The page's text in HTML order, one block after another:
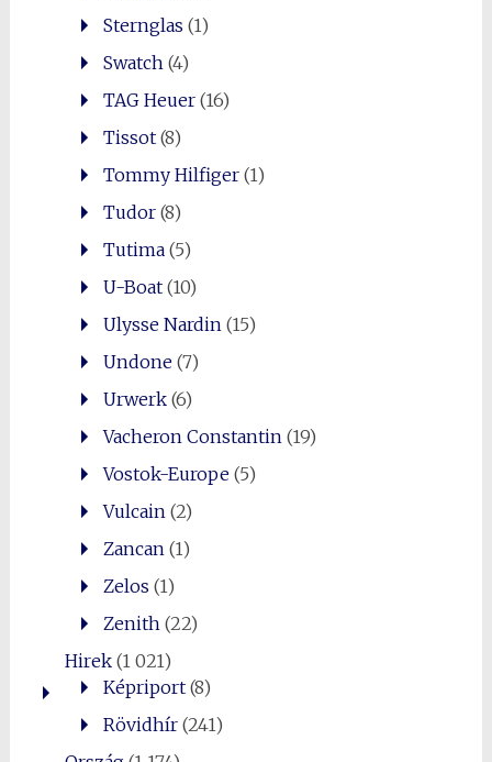
Sternglas (1)
Swatch (4)
TAG Heuer(16)
Tissot(8)
Tommy Hilfiger(1)
Tudor(8)
Tutima(5)
U-Boat(10)
Ulysse Nardin (15)
Undone(7)
Urwerk(6)
Vacheron Constantin (19)
Vostok-Europe(5)
Vulcain (2)
Zancan (1)
Zelos (1)
Zenith (22)
Hirek(1 021)
Képriport(8)
Rövidhír(241)